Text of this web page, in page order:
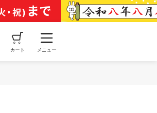
カート メニュー